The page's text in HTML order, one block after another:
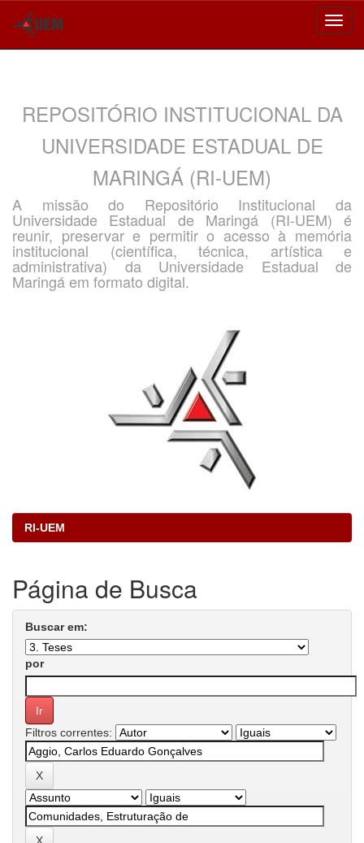
REPOSITÓRIO INSTITUCIONAL DA
UNIVERSIDADE ESTADUAL DE
MARINGÁ (RI-UEM)
A missão do Repositório Institucional da
Universidade Estadual de Maringá (RI-UEM) é
reunir, preservar e permitir o acesso à memória
institucional (científica, técnica, artística e
administrativa) da Universidade Estadual de
Maringá em formato digital.
RI-UEM
Página de Busca
Buscar em:
por
Filtros correntes: